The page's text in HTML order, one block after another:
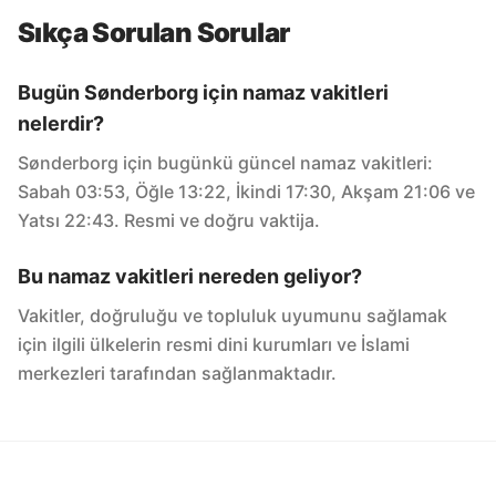
Sıkça Sorulan Sorular
Bugün Sønderborg için namaz vakitleri
nelerdir?
Sønderborg için bugünkü güncel namaz vakitleri:
Sabah 03:53, Öğle 13:22, İkindi 17:30, Akşam 21:06 ve
Yatsı 22:43. Resmi ve doğru vaktija.
Bu namaz vakitleri nereden geliyor?
Vakitler, doğruluğu ve topluluk uyumunu sağlamak
için ilgili ülkelerin resmi dini kurumları ve İslami
merkezleri tarafından sağlanmaktadır.